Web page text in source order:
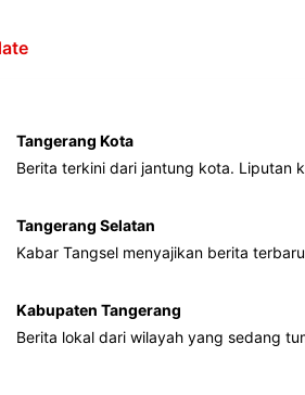
Tangerang Kota
Berita terkini dari jantung kota. Liputan
Tangerang Selatan
Kabar Tangsel menyajikan berita
Kabupaten Tangerang
Berita lokal dari wilayah yang sedang